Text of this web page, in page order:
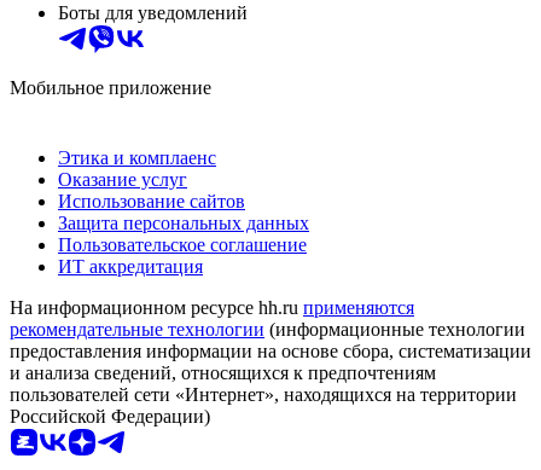
Боты для уведомлений
Мобильное приложение
Этика и комплаенс
Оказание услуг
Использование сайтов
Защита персональных данных
Пользовательское соглашение
ИТ аккредитация
На информационном ресурсе hh.ru применяются
рекомендательные технологии (информационные технологии
предоставления информации на основе сбора, систематизации
и анализа сведений, относящихся к предпочтениям
пользователей сети «Интернет», находящихся на территории
Российской Федерации)